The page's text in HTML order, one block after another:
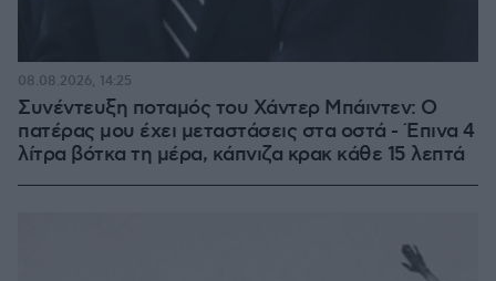
Συνέντευξη ποταμός του Χάντερ Μπάιντεν: Ο
πατέρας μου έχει μεταστάσεις στα οστά - Έπινα 4
λίτρα βότκα τη μέρα, κάπνιζα κρακ κάθε 15 λεπτά
08.08.2026, 14:25